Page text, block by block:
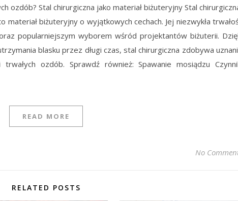
ozdób? Stal chirurgiczna jako materiał biżuteryjny Stal
biżuteryjny o wyjątkowych cechach. Jej niezwykła
popularniejszym wyborem wśród projektantów biżuterii.
blasku przez długi czas, stal chirurgiczna zdobywa
ozdób. Sprawdź również: Spawanie mosiądzu
READ MORE
No
RELATED POSTS